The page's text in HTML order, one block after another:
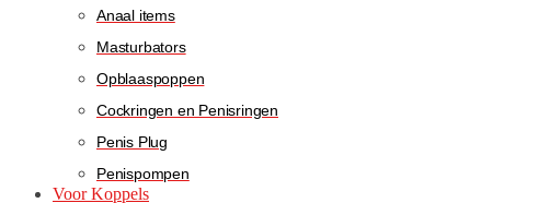
Anaal items
Masturbators
Opblaaspoppen
Cockringen en Penisringen
Penis Plug
Penispompen
Voor Koppels